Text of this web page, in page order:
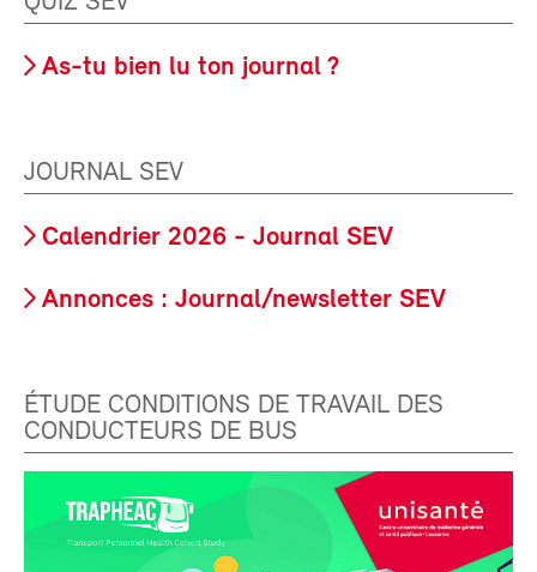
As-tu bien lu ton journal ?
JOURNAL SEV
Calendrier 2026 - Journal SEV
Annonces : Journal/newsletter SEV
ÉTUDE CONDITIONS DE TRAVAIL DES
CONDUCTEURS DE BUS